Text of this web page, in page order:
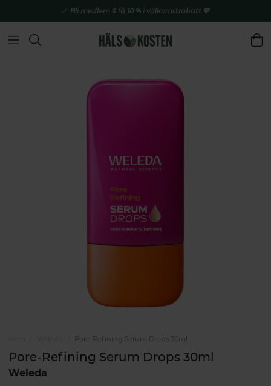
Bli medlem & få 10 % i välkomstrabatt 💚
Pore-Refining Serum Drops 30ml
Pore-Refining Serum Drops 30ml
Weleda